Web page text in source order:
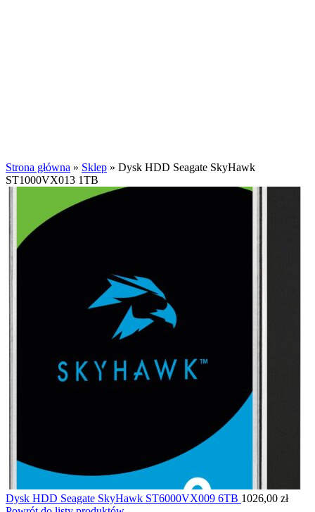
Strona główna » Sklep » Dysk HDD Seagate SkyHawk
ST1000VX013 1TB
Dysk HDD Seagate SkyHawk ST6000VX009 6TB 1026,00 zł